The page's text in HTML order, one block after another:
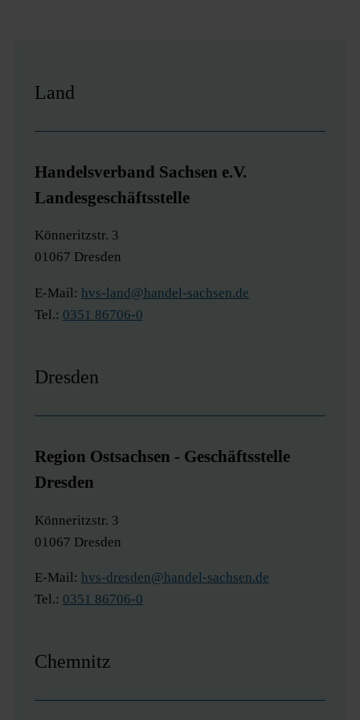
Land
Handelsverband Sachsen e.V.
Landesgeschäftsstelle
Könneritzstr. 3
01067 Dresden
E-Mail: hvs-land@handel-sachsen.de
Tel.: 0351 86706-0
Dresden
Region Ostsachsen - Geschäftsstelle
Dresden
Könneritzstr. 3
01067 Dresden
E-Mail: hvs-dresden@handel-sachsen.de
Tel.: 0351 86706-0
Chemnitz